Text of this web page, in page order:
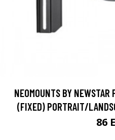
NEOMOUNTS BY
(FIXED) PORTRAIT/
86